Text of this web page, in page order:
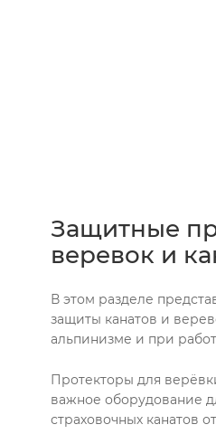
Защитные
веревок и
В этом разделе
защиты канатов и
альпинизме и при
Протекторы для
важное оборудование
страховочных канатов